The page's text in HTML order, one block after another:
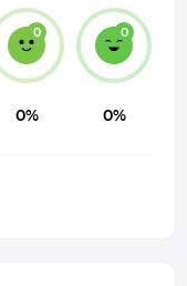
0
0%
0
0%